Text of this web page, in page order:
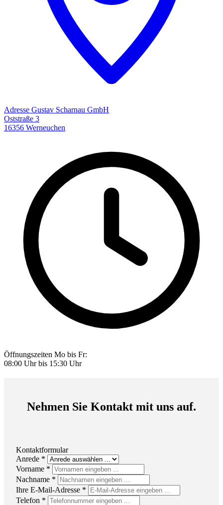
Adresse Gustav Scharnau GmbH
Oststraße 3
16356 Werneuchen
Öffnungszeiten Mo bis Fr:
08:00 Uhr bis 15:30 Uhr
Nehmen Sie Kontakt mit uns auf.
Kontaktformular
Anrede *
Vorname *
Nachname *
Ihre E-Mail-Adresse *
Telefon *